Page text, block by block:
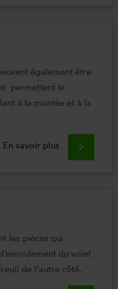
également être
permettent le
à la montée et à la
En savoir plus keyboard_arrow_right
les pièces qui
du volet
de l’autre côté.